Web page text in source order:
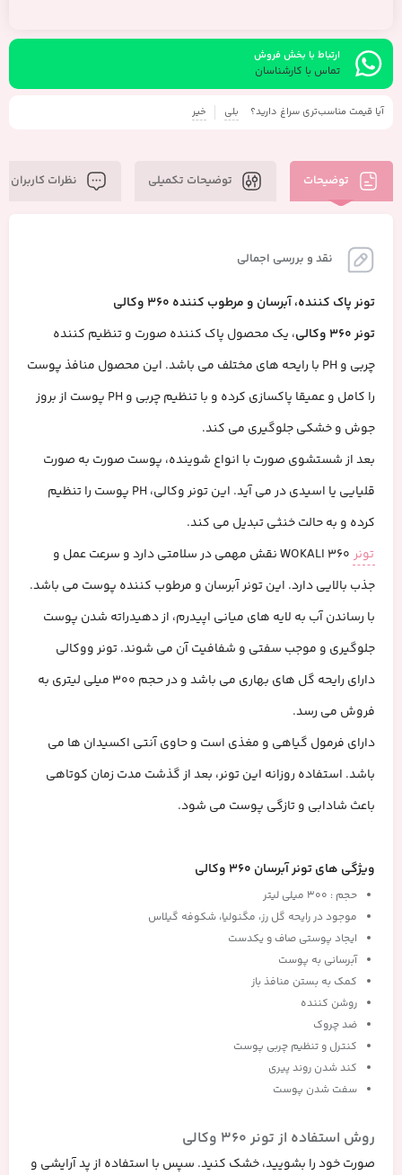
ارتباط با بخش فروش
تماس با کارشناسان
آیا قیمت مناسب‌تری سراغ دارید؟ بلی خیر
توضیحات توضیحات تکمیلی نظرات کاربران
نقد و بررسی اجمالی
تونر پاک کننده، آبرسان و مرطوب کننده 360 وکالی
تونر 360 وکالی
، یک محصول پاک کننده صورت و تنظیم کننده
چربی و PH با رایحه های مختلف می باشد. این محصول منافذ پوست
را کامل و عمیقا پاکسازی کرده و با تنظیم چربی و PH پوست از بروز
جوش و خشکی جلوگیری می کند.
بعد از شستشوی صورت با انواع شوینده، پوست صورت به صورت
قلیایی یا اسیدی در می آید. این تونر وکالی، PH پوست را تنظیم
کرده و به حالت خنثی تبدیل می کند.
تونر
360 WOKALI نقش مهمی در سلامتی دارد و سرعت عمل و
جذب بالایی دارد. این تونر آبرسان و مرطوب کننده پوست می باشد.
با رساندن آب به لایه های میانی اپیدرم، از دهیدراته شدن پوست
جلوگیری و موجب سفتی و شفافیت آن می شوند. تونر ووکالی
دارای رایحه گل های بهاری می باشد و در حجم 300 میلی لیتری به
فروش می رسد.
دارای فرمول گیاهی و مغذی است و حاوی آنتی اکسیدان ها می
باشد. استفاده روزانه این تونر، بعد از گذشت مدت زمان کوتاهی
باعث شادابی و تازگی پوست می شود.
ویژگی های تونر آبرسان 360 وکالی
حجم : ۳۰۰ میلی لیتر
موجود در رایحه گل رز، مگنولیا، شکوفه گیلاس
ایجاد پوستی صاف و یکدست
آبرسانی به پوست
کمک به بستن منافذ باز
روشن کننده
ضد چروک
کنترل و تنظیم چربی پوست
کند شدن روند پیری
سفت شدن پوست
روش استفاده از تونر 360 وکالی
صورت خود را بشویید، خشک کنید. سپس با استفاده از پد آرایشی و